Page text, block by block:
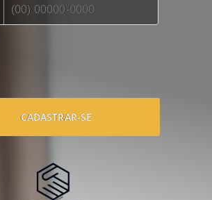
CADASTRAR-SE